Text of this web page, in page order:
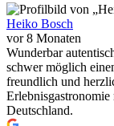
Heiko Bosch
vor 8 Monaten
Wunderbar
schwer möglich
freundlich und
Deutschland.